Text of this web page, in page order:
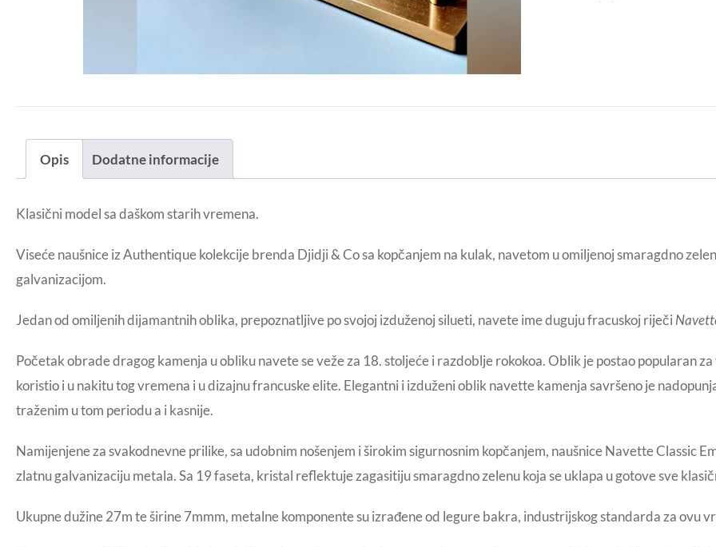
Opis Dodatne informacije
Klasični model sa daškom starih vremena.
Viseće naušnice iz Authentique kolekcije brenda Djidji & Co sa kopčanjem na kulak, navetom u omiljenoj smaragdno
galvanizacijom.
Jedan od omiljenih dijamantnih oblika, prepoznatljive po svojoj izduženoj silueti, navete ime duguju fracuskoj riječi
Početak obrade dragog kamenja u obliku navete se veže za 18. stoljeće i razdoblje rokokoa. Oblik je postao popularan
koristio i u nakitu tog vremena i u dizajnu francuske elite. Elegantni i izduženi oblik navette kamenja savršeno je
traženim u tom periodu a i kasnije.
Namijenjene za svakodnevne prilike, sa udobnim nošenjem i širokim sigurnosnim kopčanjem, naušnice Navette Classic
zlatnu galvanizaciju metala. Sa 19 faseta, kristal reflektuje zagasitiju smaragdno zelenu koja se uklapa u gotove sve
Ukupne dužine 27m te širine 7mmm, metalne komponente su izrađene od legure bakra, industrijskog standarda za ovu